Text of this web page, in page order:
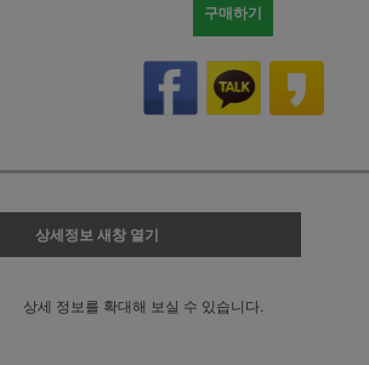
구매하기
상세정보 새창 열기
상세 정보를 확대해 보실 수 있습니다.